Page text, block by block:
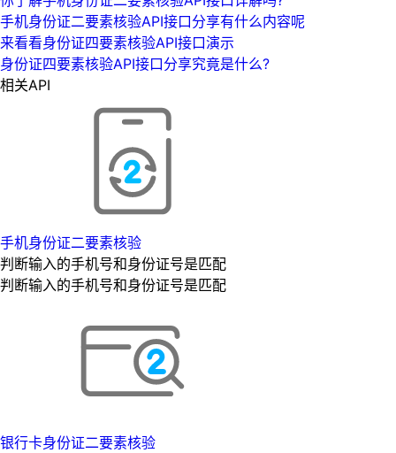
手机身份证二要素核验API接口分享有什么内容呢
来看看身份证四要素核验API接口演示
身份证四要素核验API接口分享究竟是什么?
相关API
手机身份证二要素核验
判断输入的手机号和身份证号是匹配
判断输入的手机号和身份证号是匹配
银行卡身份证二要素核验